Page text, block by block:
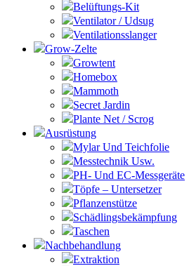
Belüftungs-Kit
Ventilator / Udsug
Ventilationsslanger
Grow-Zelte
Growtent
Homebox
Mammoth
Secret Jardin
Plante Net / Scrog
Ausrüstung
Mylar Und Teichfolie
Messtechnik Usw.
PH- Und EC-Messgeräte
Töpfe – Untersetzer
Pflanzenstütze
Schädlingsbekämpfung
Taschen
Nachbehandlung
Extraktion